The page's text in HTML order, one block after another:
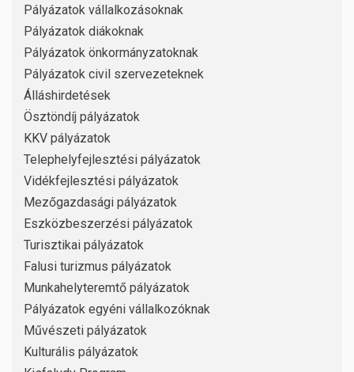
Pályázatok vállalkozásoknak
Pályázatok diákoknak
Pályázatok önkormányzatoknak
Pályázatok civil szervezeteknek
Álláshirdetések
Ösztöndíj pályázatok
KKV pályázatok
Telephelyfejlesztési pályázatok
Vidékfejlesztési pályázatok
Mezőgazdasági pályázatok
Eszközbeszerzési pályázatok
Turisztikai pályázatok
Falusi turizmus pályázatok
Munkahelyteremtő pályázatok
Pályázatok egyéni vállalkozóknak
Művészeti pályázatok
Kulturális pályázatok